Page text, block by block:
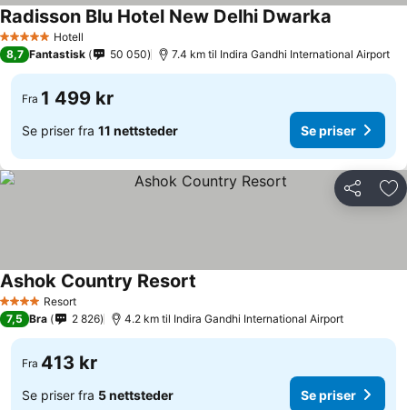
5 Stjerner Hotell
Radisson Blu Hotel New Delhi Dwarka
8,7 Fantastisk 50 050 7.4 km til Indira Gandhi International Airport
Fra 1 499 kr
Se priser fra 11 nettsteder Se priser
Del
4 StjernerResort
Ashok Country Resort
7,5 Bra 2 826 4.2 km til Indira Gandhi International Airport
Fra 413 kr
Se priser fra 5 nettsteder Se priser